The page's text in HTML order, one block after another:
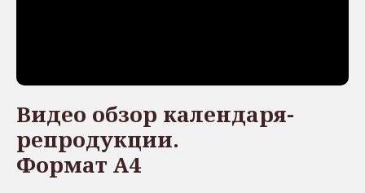
Видео обзор календаря-
репродукции.
Формат А4